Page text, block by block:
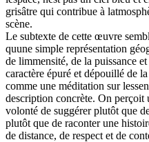
grisâtre qui contribue à
scène.
Le subtexte de cette œuvre
quune simple représentation
de limmensité, de la puissance
caractère épuré et dépouillé de
comme une méditation sur
description concrète. On perçoit
volonté de suggérer plutôt que
plutôt que de raconter une
de distance, de respect et de